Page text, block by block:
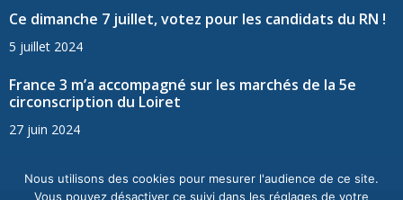
Ce dimanche 7 juillet, votez pour les candidats du RN !
5 juillet 2024
France 3 m’a accompagné sur les marchés de la 5e
circonscription du Loiret
27 juin 2024
Nous utilisons des cookies pour mesurer l'audience de ce site.
Vous pouvez désactiver ce suivi dans les réglages de votre